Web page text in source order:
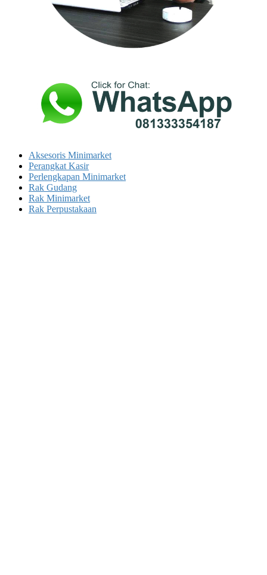
Aksesoris Minimarket
Perangkat Kasir
Perlengkapan Minimarket
Rak Gudang
Rak Minimarket
Rak Perpustakaan